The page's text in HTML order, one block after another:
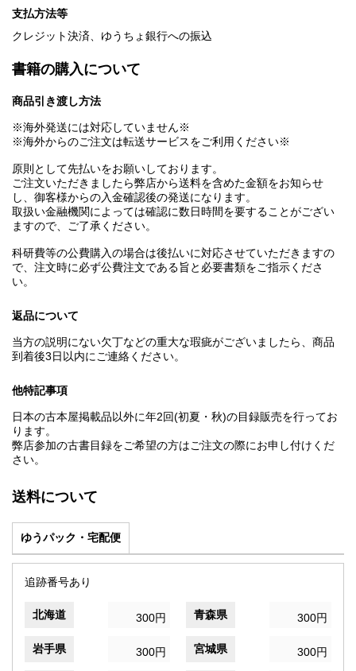
支払方法等
クレジット決済、ゆうちょ銀行への振込
書籍の購入について
商品引き渡し方法
※海外発送には対応していません※
※海外からのご注文は転送サービスをご利用ください※
原則として先払いをお願いしております。
ご注文いただきましたら弊店から送料を含めた金額をお知らせ
し、御客様からの入金確認後の発送になります。
取扱い金融機関によっては確認に数日時間を要することがござい
ますので、ご了承ください。
科研費等の公費購入の場合は後払いに対応させていただきますの
で、注文時に必ず公費注文である旨と必要書類をご指示くださ
い。
返品について
当方の説明にない欠丁などの重大な瑕疵がございましたら、商品
到着後3日以内にご連絡ください。
他特記事項
日本の古本屋掲載品以外に年2回(初夏・秋)の目録販売を行ってお
ります。
弊店参加の古書目録をご希望の方はご注文の際にお申し付けくだ
さい。
送料について
ゆうパック・宅配便
追跡番号あり
北海道 300円 青森県 300円
岩手県 300円 宮城県 300円